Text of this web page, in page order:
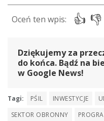
Dziękujemy za
do końca. Bądź na
w Google News!
Tagi: PŚIL INWESTYCJE
SEKTOR OBRONNY